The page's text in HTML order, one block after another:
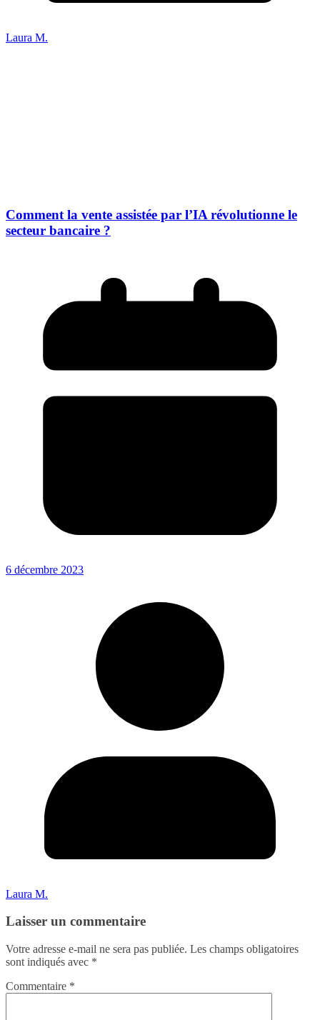
Laura M.
Comment la vente assistée par l’IA révolutionne le
secteur bancaire ?
6 décembre 2023
Laura M.
Laisser un commentaire
Votre adresse e-mail ne sera pas publiée. Les champs obligatoires
sont indiqués avec *
Commentaire *